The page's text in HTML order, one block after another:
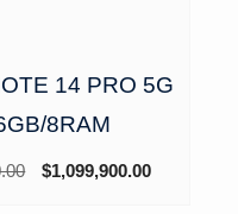
14 PRO 5G
8RAM
El$1,099,900.00